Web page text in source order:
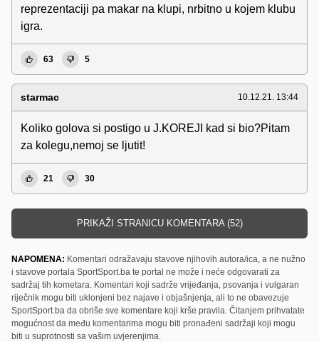
reprezentaciji pa makar na klupi, nrbitno u kojem klubu
igra.
63 5
starmac 10.12.21. 13:44
Koliko golova si postigo u J.KOREJI kad si bio?Pitam
za kolegu,nemoj se ljutit!
21 30
PRIKAŽI STRANICU KOMENTARA (52)
NAPOMENA: Komentari odražavaju stavove njihovih autora/ica, a ne nužno
i stavove portala SportSport.ba te portal ne može i neće odgovarati za
sadržaj tih kometara. Komentari koji sadrže vrijeđanja, psovanja i vulgaran
riječnik mogu biti uklonjeni bez najave i objašnjenja, ali to ne obavezuje
SportSport.ba da obriše sve komentare koji krše pravila. Čitanjem prihvatate
mogućnost da među komentarima mogu biti pronađeni sadržaji koji mogu
biti u suprotnosti sa vašim uvjerenjima.